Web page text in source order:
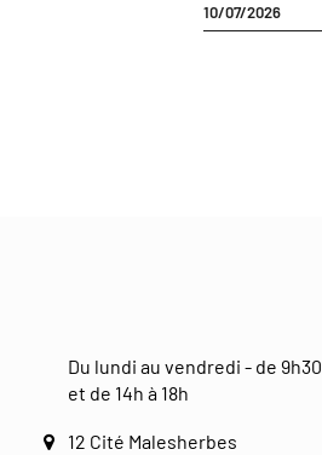
10/07/2026
Du lundi au vendredi - de 9h30
et de 14h à 18h
12 Cité Malesherbes